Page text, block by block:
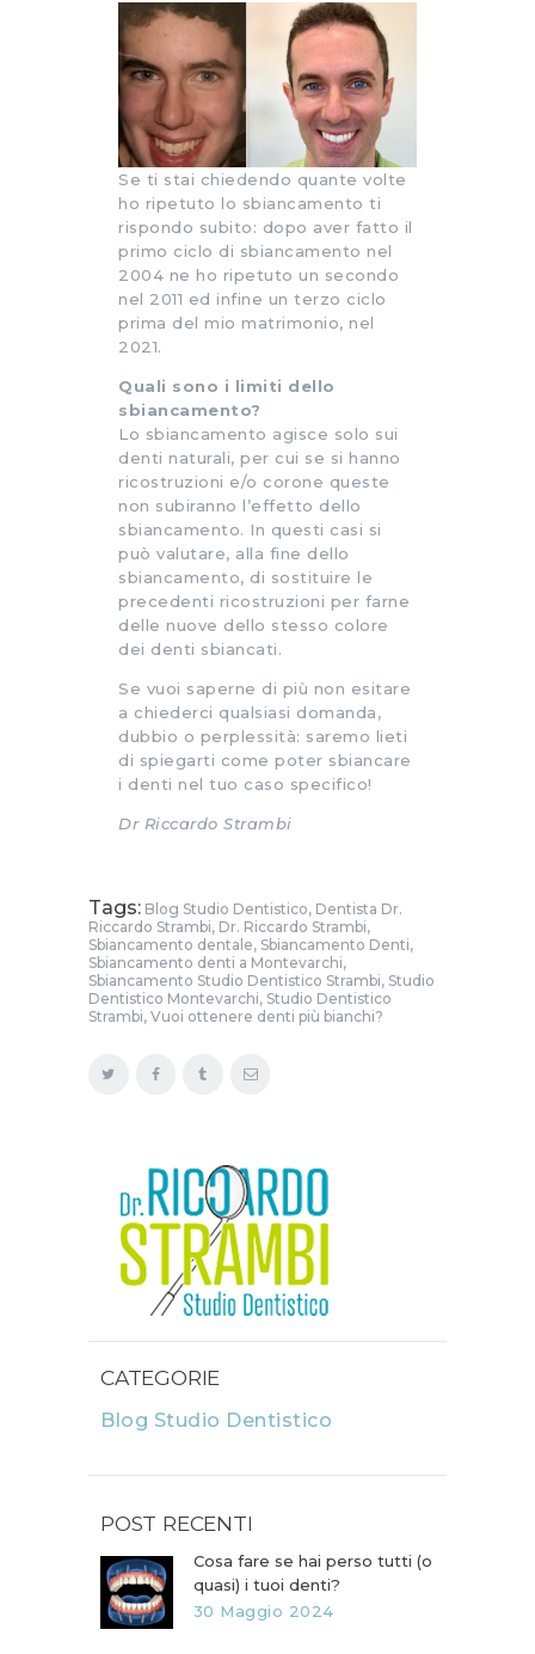
Se ti stai chiedendo quante volte
ho ripetuto lo sbiancamento ti
rispondo subito: dopo aver fatto il
primo ciclo di sbiancamento nel
2004 ne ho ripetuto un secondo
nel 2011 ed infine un terzo ciclo
prima del mio matrimonio, nel
2021.
Quali sono i limiti dello
sbiancamento?
Lo sbiancamento agisce solo sui
denti naturali, per cui se si hanno
ricostruzioni e/o corone queste
non subiranno l’effetto dello
sbiancamento. In questi casi si
può valutare, alla fine dello
sbiancamento, di sostituire le
precedenti ricostruzioni per farne
delle nuove dello stesso colore
dei denti sbiancati.
Se vuoi saperne di più non esitare
a chiederci qualsiasi domanda,
dubbio o perplessità: saremo lieti
di spiegarti come poter sbiancare
i denti nel tuo caso specifico!
Dr Riccardo Strambi
Tags: Blog Studio Dentistico, Dentista Dr.
Riccardo Strambi, Dr. Riccardo Strambi,
Sbiancamento dentale, Sbiancamento Denti,
Sbiancamento denti a Montevarchi,
Sbiancamento Studio Dentistico Strambi, Studio
Dentistico Montevarchi, Studio Dentistico
Strambi, Vuoi ottenere denti più bianchi?
CATEGORIE
Blog Studio Dentistico
POST RECENTI
Cosa fare se hai perso tutti (o
quasi) i tuoi denti?
30 Maggio 2024